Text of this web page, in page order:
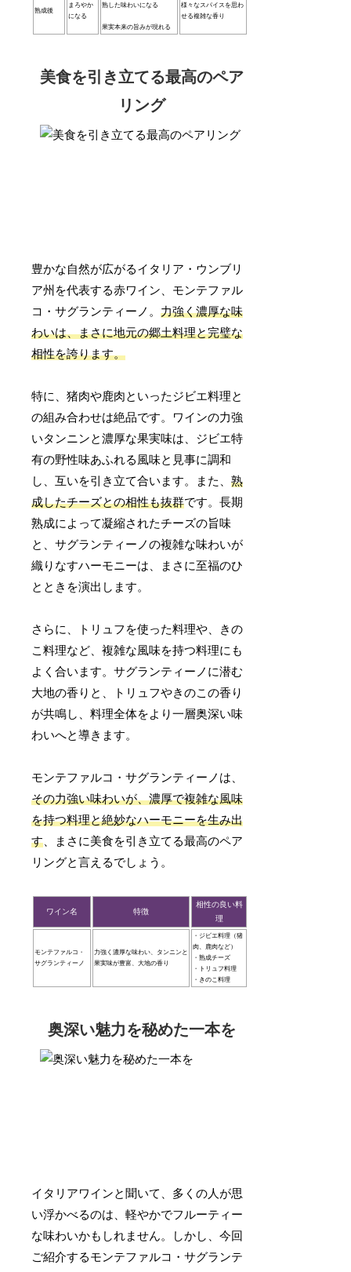
熟成後
まろやか
になる
熟した味わいになる
果実本来の旨みが現れる
様々なスパイスを思わ
せる複雑な香り
美食を引き立てる最高のペア
リング
豊かな自然が広がるイタリア・ウンブリ
ア州を代表する赤ワイン、モンテファル
コ・サグランティーノ。力強く濃厚な味
わいは、まさに地元の郷土料理と完璧な
相性を誇ります。
特に、猪肉や鹿肉といったジビエ料理と
の組み合わせは絶品です。ワインの力強
いタンニンと濃厚な果実味は、ジビエ特
有の野性味あふれる風味と見事に調和
し、互いを引き立て合います。また、熟
成したチーズとの相性も抜群です。長期
熟成によって凝縮されたチーズの旨味
と、サグランティーノの複雑な味わいが
織りなすハーモニーは、まさに至福のひ
とときを演出します。
さらに、トリュフを使った料理や、きの
こ料理など、複雑な風味を持つ料理にも
よく合います。サグランティーノに潜む
大地の香りと、トリュフやきのこの香り
が共鳴し、料理全体をより一層奥深い味
わいへと導きます。
モンテファルコ・サグランティーノは、
その力強い味わいが、濃厚で複雑な風味
を持つ料理と絶妙なハーモニーを生み出
す 、まさに美食を引き立てる最高のペア
リングと言えるでしょう。
ワイン名 特徴
相性の良い料
理
モンテファルコ・
サグランティーノ
力強く濃厚な味わい、タンニンと
果実味が豊富、大地の香り
・ジビエ料理（猪
肉、鹿肉など）
・熟成チーズ
・トリュフ料理
・きのこ料理
奥深い魅力を秘めた一本を
イタリアワインと聞いて、多くの人が思
い浮かべるのは、軽やかでフルーティー
な味わいかもしれません。しかし、今回
ご紹介するモンテファルコ・サグランテ